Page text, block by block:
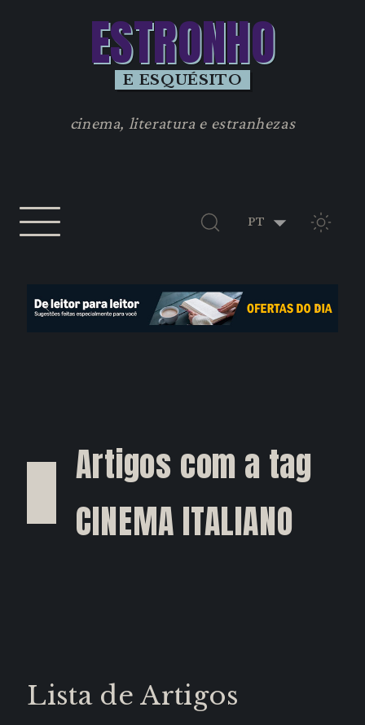
ESTRONHO
E ESQUÉSITO
cinema, literatura e estranhezas
TEMA
Artigos com a tag
CINEMA ITALIANO
Lista de Artigos